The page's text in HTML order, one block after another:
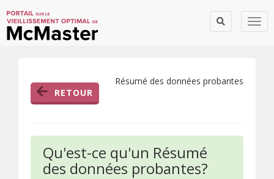
RETOUR
Résumé des données probantes
Qu'est-ce qu'un Résumé
des données probantes?